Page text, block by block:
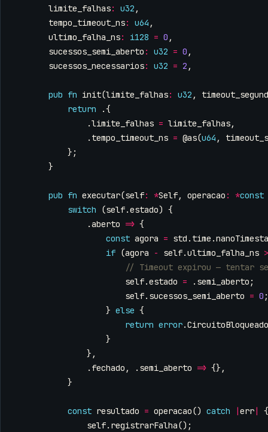
limite_falhas: u32 ,
tempo_timeout_ns: u64 ,
ultimo_falha_ns: i128 = 0 ,
sucessos_semi_aberto : u32 = 0 ,
sucessos_necessarios: u32 = 2 ,
pub fn init(limite_falhas: u32 ,
return
.{
.limite_falhas = limite_falhas,
. tempo_timeout_ns = @as(u64 ,
};
}
pub fn executar(self: *Self, operacao : *const
switch
(self.estado) {
.aberto => {
const agora = std . time .
if (agora - self.ultimo_falha_ns >
self.estado = . semi_aberto ;
self. sucessos_semi_aberto = 0 ;
} else {
return error.CircuitoBloqueado
}
},
. fechado , . semi_aberto => {},
}
const resultado = operacao() catch |err|
{
self. registrarFalha();